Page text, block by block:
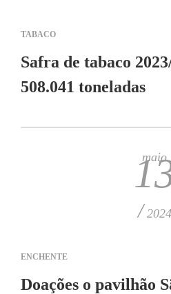
TABACO
Safra de tabaco
508.041 toneladas
maio
/ 2024
ENCHENTE
Doações o pavilhão